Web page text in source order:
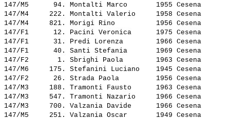
147/M5      94. Montalti Marco
1955 Cesena
147/M4     222. Montalti Valerio
1958 Cesena
147/M4     821. Morigi Rino
1956 Cesena
147/F1      12. Pacini Veronica
1975 Cesena
147/F1      31. Predi Lorenza
1966 Cesena
147/F1      40. Santi Stefania
1969 Cesena
147/F2       1. Sbrighi Paola
1963 Cesena
147/M6     175. Stefanini Luciano
1945 Cesena
147/F2      26. Strada Paola
1956 Cesena
147/M3     188. Tramonti Fausto
1963 Cesena
147/M3     547. Tramonti Nazario
1966 Cesena
147/M3     700. Valzania Davide
1966 Cesena
147/M5     251. Valzania Oscar
1949 Cesena